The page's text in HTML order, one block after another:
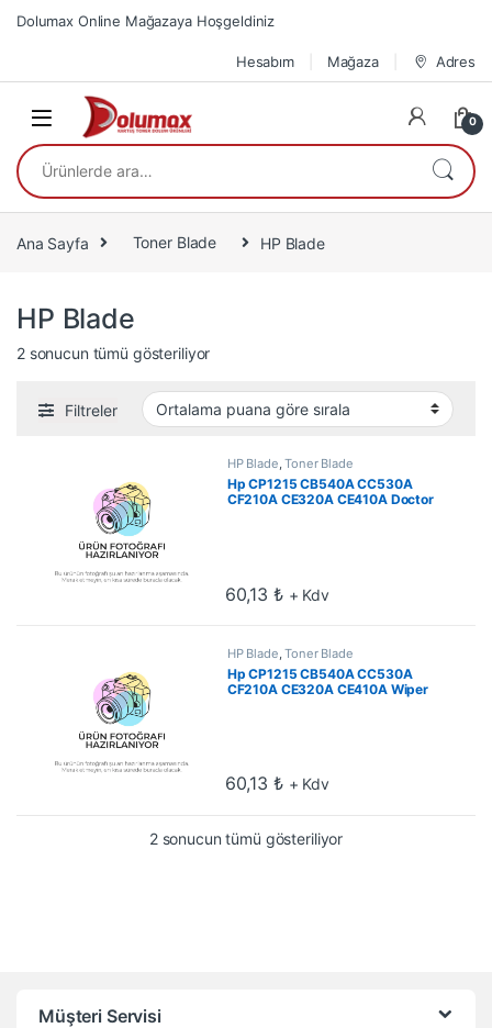
Skip to navigation
Skip to content
Dolumax Online Mağazaya Hoşgeldiniz
Hesabım Mağaza Adres
0
Ara:
Ana Sayfa Toner Blade HP Blade
HP Blade
2 sonucun tümü gösteriliyorEn çok oy alana göre sıralandı
Filtreler
HP Blade,Toner Blade
Hp CP1215 CB540A CC530A
CF210A CE320A CE410A Doctor
60,13 ₺ + Kdv
HP Blade,Toner Blade
Hp CP1215 CB540A CC530A
CF210A CE320A CE410A Wiper
60,13 ₺ + Kdv
2 sonucun tümü gösteriliyorEn çok oy alana göre
Müşteri Servisi